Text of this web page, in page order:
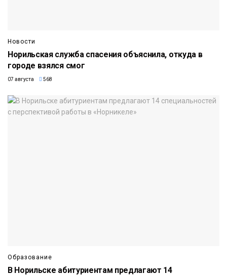
Новости
Норильская служба спасения объяснила, откуда в
городе взялся смог
07 августа 568
Образование
В Норильске абитуриентам предлагают 14